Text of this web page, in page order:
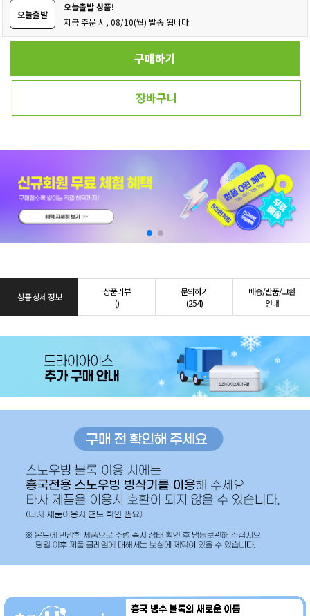
오늘출발
오늘출발 상품!
지금 주문 시, 08/10(월) 발송 됩니다.
구매하기
장바구니
상품 상세 정보
상품리뷰
()
문의하기
(254)
배송/반품/교환
안내